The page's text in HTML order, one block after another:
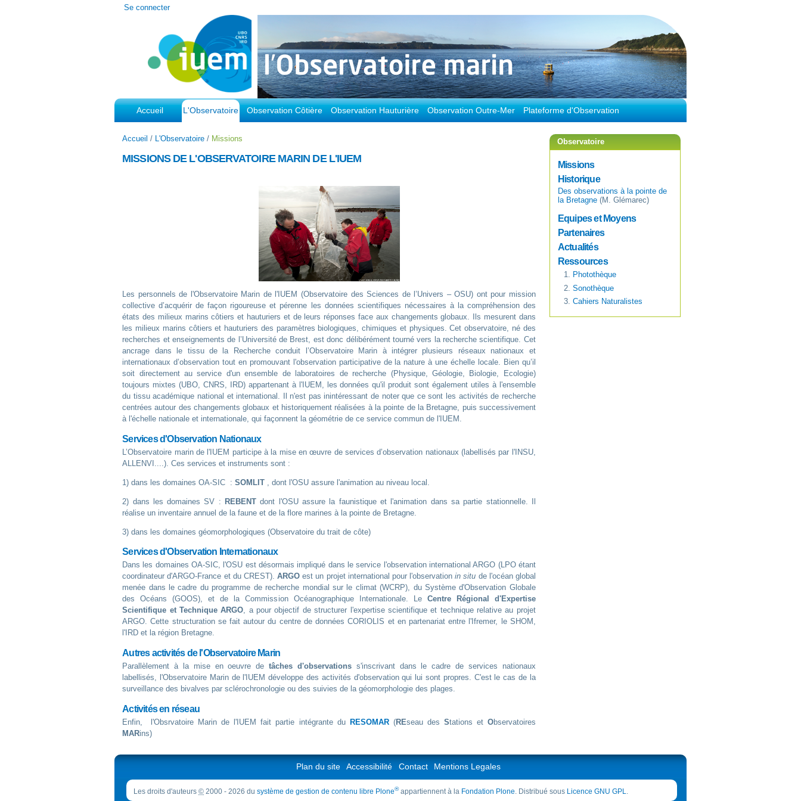
Outils
Se connecter
Accueil L'Observatoire Observation Côtière Observation Hauturière Observation Outre-Mer Plateforme d'Observation
Accueil / L'Observatoire / Missions
MISSIONS DE L'OBSERVATOIRE MARIN DE L'IUEM
Les personnels de l'Observatoire Marin de l'IUEM (Observatoire des Sciences de l’Univers – OSU) ont pour mission
collective d’acquérir de façon rigoureuse et pérenne les données scientifiques nécessaires à la compréhension des
états des milieux marins côtiers et hauturiers et de leurs réponses face aux changements globaux. Ils mesurent dans
les milieux marins côtiers et hauturiers des paramètres biologiques, chimiques et physiques. Cet observatoire, né des
recherches et enseignements de l’Université de Brest, est donc délibérément tourné vers la recherche scientifique. Cet
ancrage dans le tissu de la Recherche conduit l’Observatoire Marin à intégrer plusieurs réseaux nationaux et
internationaux d’observation tout en promouvant l'observation participative de la nature à une échelle locale. Bien qu’il
soit directement au service d'un ensemble de laboratoires de recherche (Physique, Géologie, Biologie, Ecologie)
toujours mixtes (UBO, CNRS, IRD) appartenant à l'IUEM, les données qu'il produit sont également utiles à l'ensemble
du tissu académique national et international. Il n'est pas inintéressant de noter que ce sont les activités de recherche
centrées autour des changements globaux et historiquement réalisées à la pointe de la Bretagne, puis successivement
à l'échelle nationale et internationale, qui façonnent la géométrie de ce service commun de l'IUEM.
Services d'Observation Nationaux
L’Observatoire marin de l'IUEM participe à la mise en œuvre de services d’observation nationaux (labellisés par l'INSU,
ALLENVI....). Ces services et instruments sont :
1) dans les domaines OA-SIC :SOMLIT , dont l'OSU assure l'animation au niveau local.
2) dans les domaines SV : REBENT dont l'OSU assure la faunistique et l'animation dans sa partie stationnelle. Il
réalise un inventaire annuel de la faune et de la flore marines à la pointe de Bretagne.
3) dans les domaines géomorphologiques (Observatoire du trait de côte)
Services d'Observation Internationaux
Dans les domaines OA-SIC, l'OSU est désormais impliqué dans le service l'observation international ARGO (LPO étant
coordinateur d'ARGO-France et du CREST).ARGO est un projet international pour l'observationin situ de l'océan global
menée dans le cadre du programme de recherche mondial sur le climat (WCRP), du Système d'Observation Globale
des Océans (GOOS), et de la Commission Océanographique Internationale. Le Centre Régional d'Expertise
Scientifique et Technique ARGO, a pour objectif de structurer l'expertise scientifique et technique relative au projet
ARGO. Cette structuration se fait autour du centre de données CORIOLIS et en partenariat entre l'Ifremer, le SHOM,
l'IRD et la région Bretagne.
Autres activités de l'Observatoire Marin
Parallèlement à la mise en oeuvre detâches d'observationss'inscrivant dans le cadre de services nationaux
labellisés, l'Observatoire Marin de l'IUEM développe des activités d'observation qui lui sont propres. C'est le cas de la
surveillance des bivalves par sclérochronologie ou des suivies de la géomorphologie des plages.
Activités en réseau
Enfin, l'Obsrvatoire Marin de l'IUEM fait partie intégrante du RESOMAR(REseau des Stations etObservatoires
MARins)
Observatoire
Missions
Historique
Des observations à la pointe de
la Bretagne(M. Glémarec)
Equipes et Moyens
Partenaires
Actualités
Ressources
Photothèque
Sonothèque
Cahiers Naturalistes
Plan du site Accessibilité Contact Mentions Legales
Les droits d'auteurs © 2000 - 2026 du système de gestion de contenu libre Plone®appartiennent à la Fondation Plone . Distribué sous Licence GNU GPL